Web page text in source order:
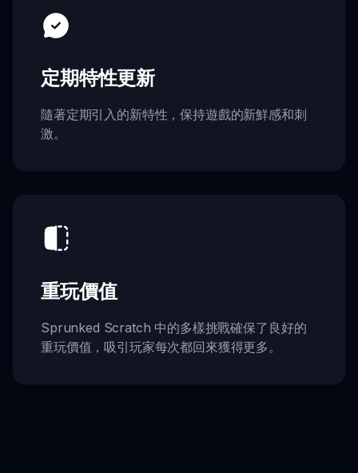
定期特性更新
隨著定期引入的新特性，保持遊戲的新鮮感和刺
激。
重玩價值
Sprunked Scratch 中的多樣挑戰確保了良好的
重玩價值，吸引玩家每次都回來獲得更多。